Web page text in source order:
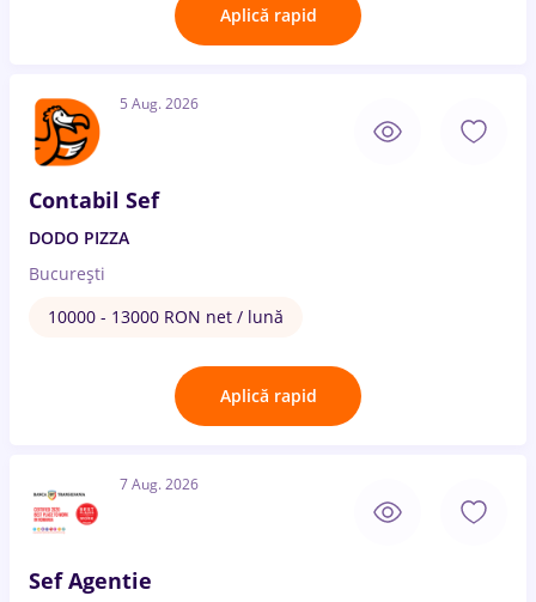
Aplică rapid
5 Aug. 2026
Contabil Sef
DODO PIZZA
București
10000 - 13000 RON net / lună
Aplică rapid
7 Aug. 2026
Sef Agentie